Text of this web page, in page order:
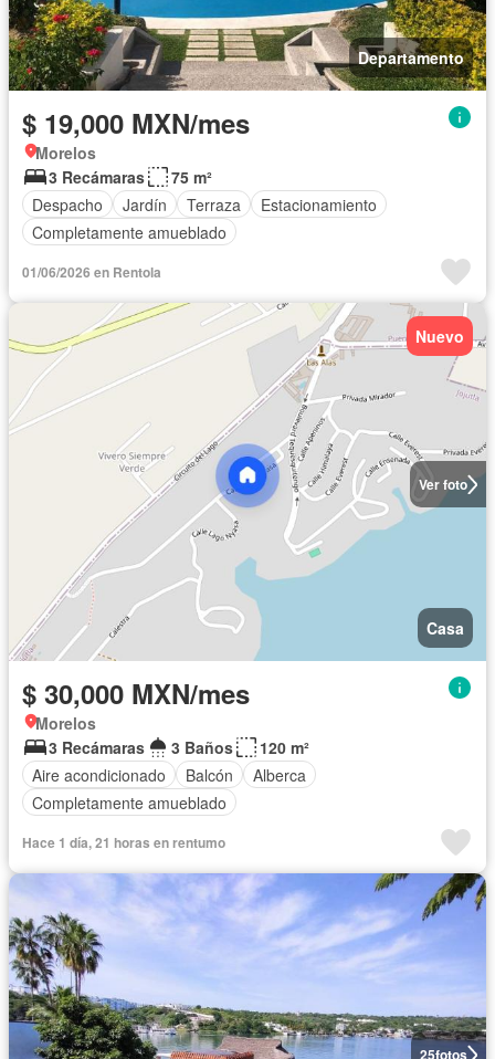
Departamento
$ 19,000 MXN/mes
Morelos
3 Recámaras
75 m²
Despacho
Jardín Terraza
Estacionamiento
Completamente amueblado
01/06/2026 en Rentola
Ver foto
Nuevo
Casa
$ 30,000 MXN/mes
Morelos
3 Recámaras
3 Baños
120 m²
Aire acondicionado
Balcón
Alberca
Completamente amueblado
Hace 1 día, 21 horas en rentumo
25fotos